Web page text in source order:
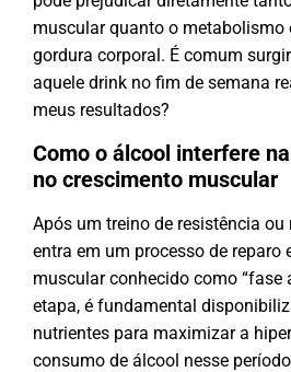
muscular quanto o metabolismo
gordura corporal. É comum
aquele drink no fim de semana
meus resultados?
Como o álcool interfere
no crescimento muscular
Após um treino de resistência
entra em um processo de reparo
muscular conhecido como “fase
etapa, é fundamental
nutrientes para maximizar a
consumo de álcool nesse